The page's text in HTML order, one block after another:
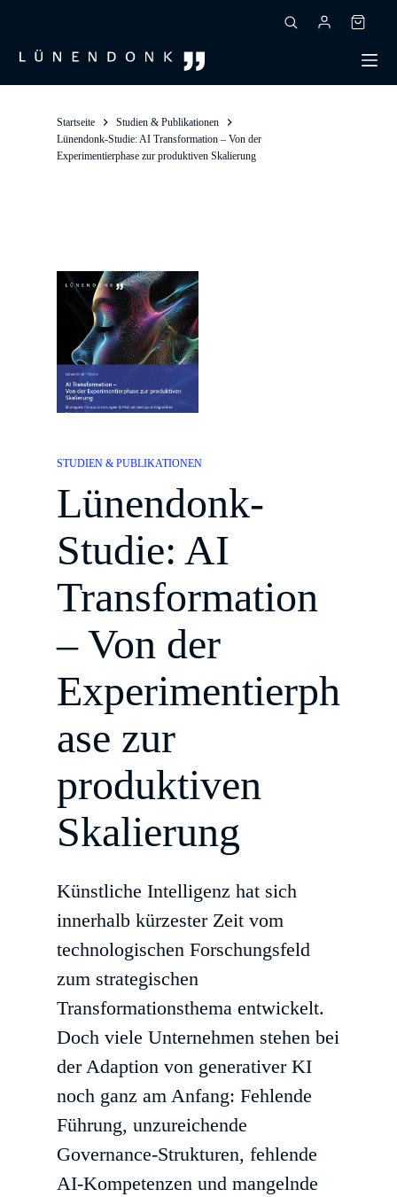
Startseite
Studien & Publikationen
Lünendonk-Studie: AI Transformation – Von der
Experimentierphase zur produktiven Skalierung
STUDIEN & PUBLIKATIONEN
Lünendonk-
Studie: AI
Transformation
– Von der
Experimentierph
ase zur
produktiven
Skalierung
Künstliche Intelligenz hat sich
innerhalb kürzester Zeit vom
technologischen Forschungsfeld
zum strategischen
Transformationsthema entwickelt.
Doch viele Unternehmen stehen bei
der Adaption von generativer KI
noch ganz am Anfang: Fehlende
Führung, unzureichende
Governance-Strukturen, fehlende
AI-Kompetenzen und mangelnde